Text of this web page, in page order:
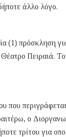
άλλο λόγο.
(1) πρόσκληση
Πειραιά.
που
ο
τρίτου για